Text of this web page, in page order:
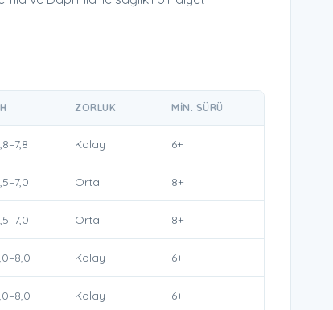
ZORLUK MIN. SÜRÜ
Kolay 6+
Orta 8+
Orta 8+
Kolay 6+
Kolay 6+